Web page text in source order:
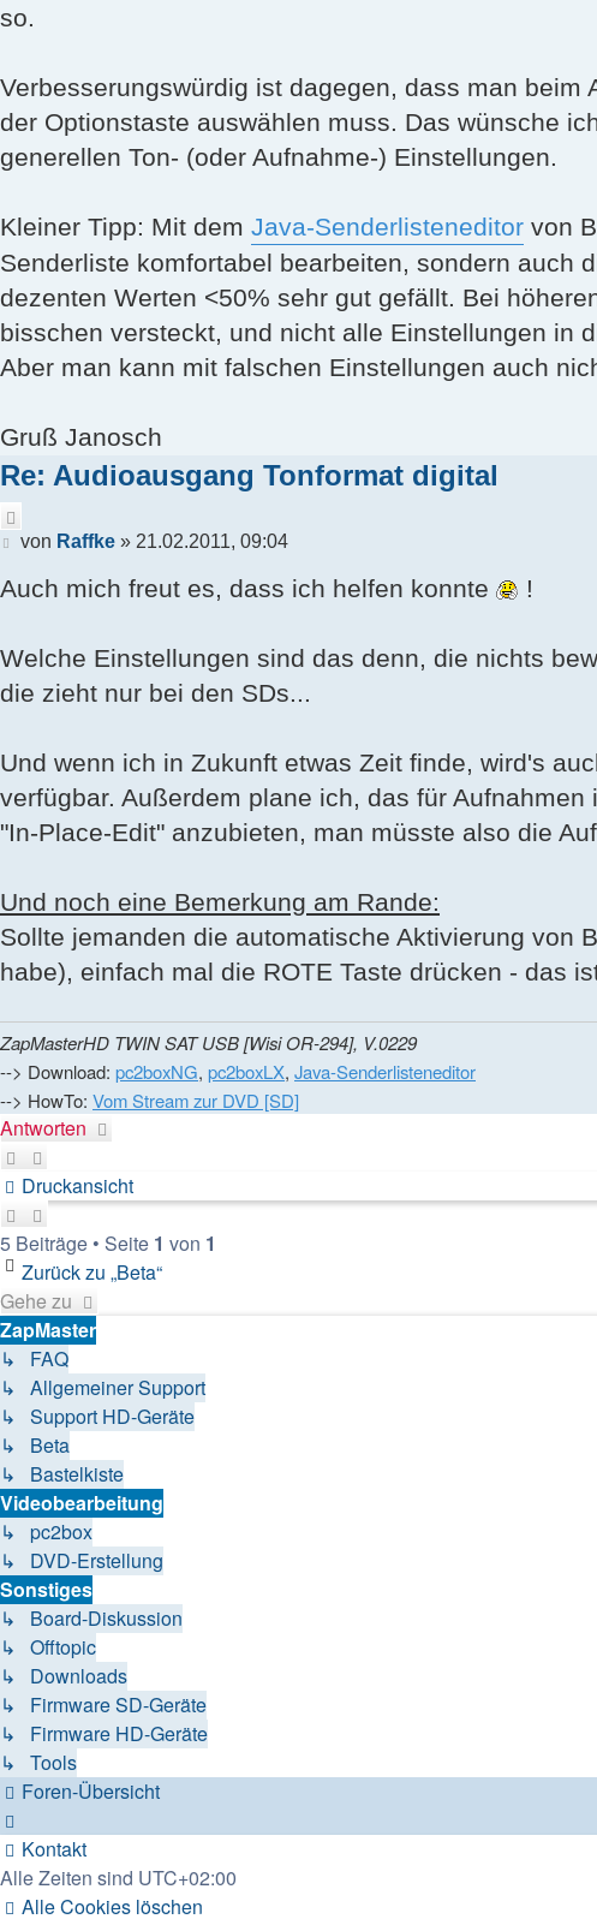
so.
Verbesserungswürdig ist dagegen, dass man beim
der Optionstaste auswählen muss. Das wünsche
generellen Ton- (oder Aufnahme-) Einstellungen.
Kleiner Tipp: Mit dem Java-Senderlisteneditor von
Senderliste komfortabel bearbeiten, sondern auch
dezenten Werten <50% sehr gut gefällt. Bei
bisschen versteckt, und nicht alle Einstellungen in
Aber man kann mit falschen Einstellungen auch
Gruß Janosch
Re: Audioausgang Tonformat digital
Beitrag
von Raffke» 21.02.2011, 09:04
Auch mich freut es, dass ich helfen konnte !
Welche Einstellungen sind das denn, die nichts
die zieht nur bei den SDs...
Und wenn ich in Zukunft etwas Zeit finde, wird's
verfügbar. Außerdem plane ich, das für
"In-Place-Edit" anzubieten, man müsste also die
Und noch eine Bemerkung am Rande:
Sollte jemanden die automatische Aktivierung von
habe), einfach mal die ROTE Taste drücken - das
ZapMasterHD TWIN SAT USB [Wisi OR-294], V.0229
--> Download: pc2boxNG, pc2boxLX, Java-Senderlisteneditor
--> HowTo: Vom Stream zur DVD [SD]
Antworten
Druckansicht
5 Beiträge • Seite 1 von 1
Zurück zu „Beta“
Gehe zu
ZapMaster
↳ FAQ
↳ Allgemeiner Support
↳ Support HD-Geräte
↳ Beta
↳ Bastelkiste
Videobearbeitung
↳ pc2box
↳ DVD-Erstellung
Sonstiges
↳ Board-Diskussion
↳ Offtopic
↳ Downloads
↳ Firmware SD-Geräte
↳ Firmware HD-Geräte
↳ Tools
Foren-Übersicht
Kontakt
Alle Zeiten sind UTC+02:00
Alle Cookies löschen